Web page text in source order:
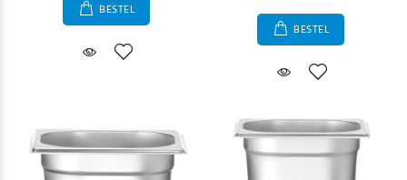
BESTEL
BESTEL